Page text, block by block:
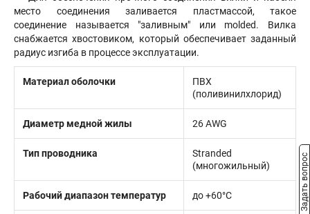
место соединения заливается пластмассой, такое
соединение называется "заливным" или molded. Вилка
снабжается хвостовиком, который обеспечивает заданный
радиус изгиба в процессе эксплуатации.
Материал оболочки
ПВХ
(поливинилхлорид)
Диаметр медной жилы 26 AWG
Тип проводника
Stranded
(многожильный)
Рабочий диапазон температур до +60°С Задать вопрос